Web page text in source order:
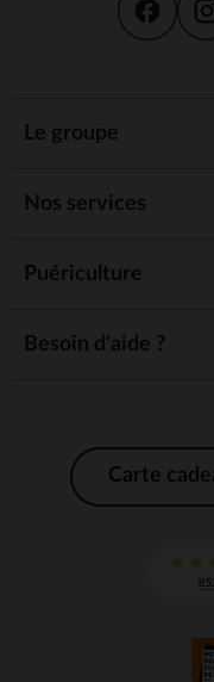
Le groupe
Nos services
Puériculture
Besoin d'aide ?
Carte